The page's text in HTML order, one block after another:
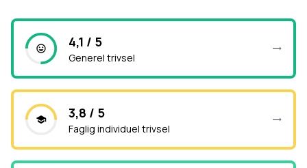
4,1 / 5
Generel trivsel
3,8 / 5
Faglig individuel trivsel